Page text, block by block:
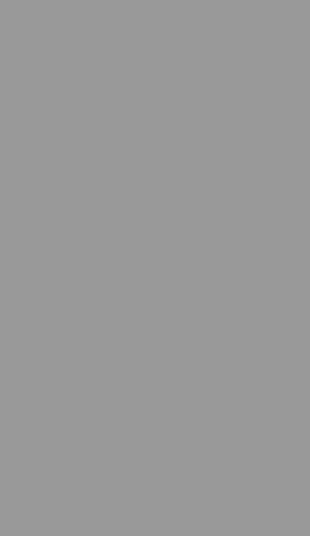
dell'azienda,
alle nostre